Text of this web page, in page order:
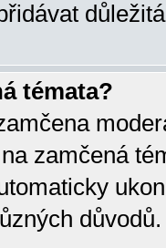
témata?
zamčená
důvodů.